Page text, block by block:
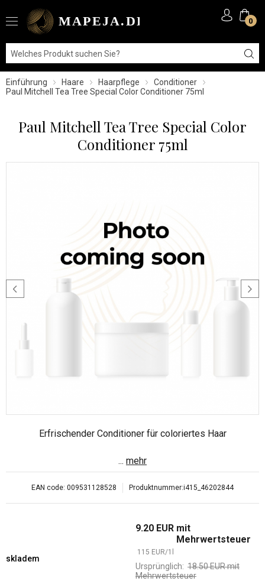
0
Einführung Haare Haarpflege
Conditioner
Paul Mitchell Tea Tree Special Color Conditioner 75ml
Paul Mitchell Tea Tree Special Color
Conditioner 75ml
Erfrischender Conditioner für coloriertes Haar
... mehr
EAN code: 009531128528 Produktnummer:i415_46202844
skladem
9.20 EUR mit
Mehrwertsteuer
115 EUR/1
Ursprünglich: 18.50EURmit
Mehrwertsteuer